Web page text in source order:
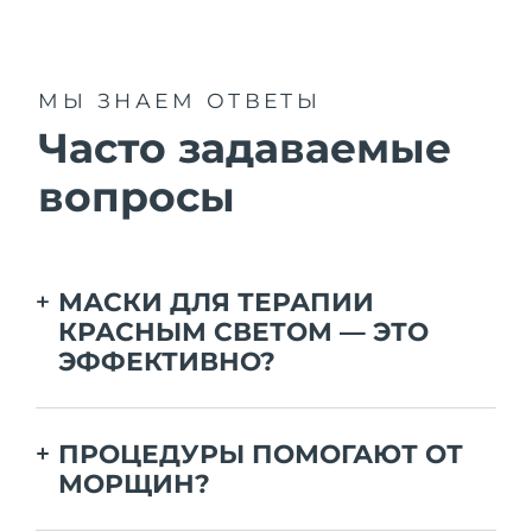
МЫ ЗНАЕМ ОТВЕТЫ
Часто задаваемые
вопросы
МАСКИ ДЛЯ ТЕРАПИИ
КРАСНЫМ СВЕТОМ — ЭТО
ЭФФЕКТИВНО?
Да, они используют низкоинтенсивное
инфракрасного света, который проникает в
кожу и стимулирует выработку коллагена,
ПРОЦЕДУРЫ ПОМОГАЮТ ОТ
МОРЩИН?